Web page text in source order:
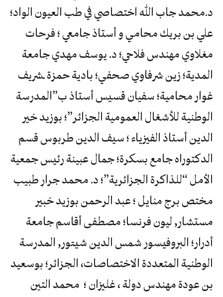
د.محمد جاب الله اختصاصي في طب العيون الواد؛
علي بن بريك محامي و أستاذ جامعي ؛ فرحات
مغلاوي مهندس فلاحي؛ د. يوسف مهدي جامعة
المدية؛ زين شرفاوي صحفي؛ بادية حمزة ـشريف
غوار محامية؛ سفيان قسيس أستاذ ب”المدرسة
الوطنية للأشغال العمومية الجزائر”؛ بوزيد خير
الدين أستاذ الفيزياء ؛ سيف الدين طربوس قسم
الدكتوراه جامع بسكرة؛ جمال عبينة رئيس جمعية
الأمل “للذاكرة الجزائرية”؛ د. محمد جرار طبيب
مختص برج منايل ؛ عبد الرحمن بوزيد خبير
مستشار, ليون فرنسا؛ مصطفى أقاسم جامعة
أدرار؛ البروفيسور شمس الدين شيتور, المدرسة
الوطنية المتعددة الاختصاصات، الجزائر؛ بوسعيد
بن عودة مهندس دولة ، غليزان ؛ محمد التين